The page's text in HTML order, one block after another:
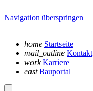
Navigation überspringen
home Startseite
mail_outline Kontakt
work Karriere
east Bauportal